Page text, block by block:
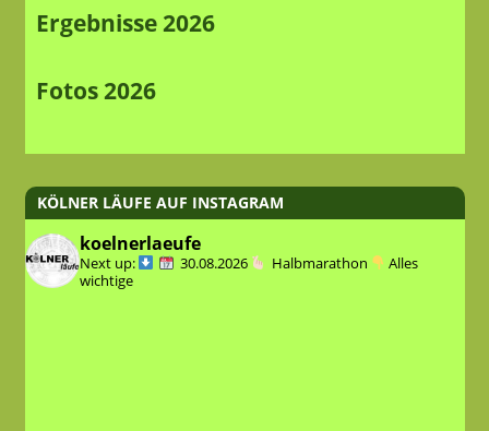
Ergebnisse 2026
Fotos 2026
KÖLNER LÄUFE AUF INSTAGRAM
koelnerlaeufe
Next up: 30.08.2026 Halbmarathon
Alles
wichtige